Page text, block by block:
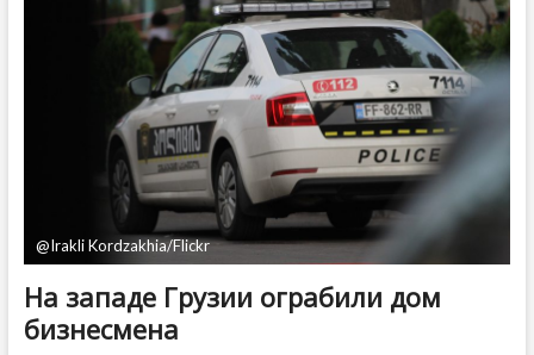
российскому
миллиардеру
Гуцериеву
заключить
сделку
ФБР
СМИ
@Irakli Kordzakhia/Flickr
На западе Грузии ограбили дом
бизнесмена